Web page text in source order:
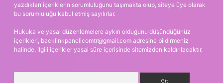
yazdıkları içeriklerin sorumluluğunu taşımakta olup, siteye üye olarak
bu sorumluluğu kabul etmiş sayılırlar.
Hukuka ve yasal düzenlemelere aykırı olduğunu düşündüğünüz
içerikleri, backlinkpanelicomtr@gmail.com adresine bildirmeniz
halinde, ilgili içerikler yasal süre içerisinde sitemizden kaldırılacaktır.